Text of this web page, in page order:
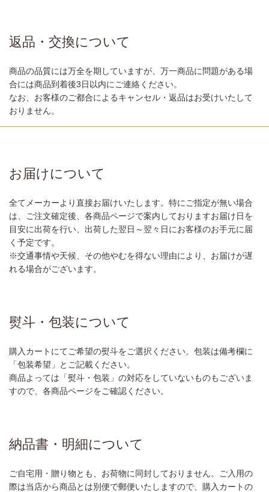
返品・交換について
商品の品質には万全を期していますが、万一商品に問題がある場
合には商品到着後3日以内にご連絡ください。
なお、お客様のご都合によるキャンセル・返品はお受けいたして
おりません。
お届けについて
全てメーカーより直接お届けいたします。特にご指定が無い場合
は、ご注文確定後、各商品ページで案内しておりますお届け日を
目安に出荷を行い、出荷した翌日～翌々日にお客様のお手元に届
く予定です。
※交通事情や天候、その他やむを得ない理由により、お届けが遅
れる場合がございます。
熨斗・包装について
購入カートにてご希望の熨斗をご選択ください。包装は備考欄に
「包装希望」とご記載ください。
商品よっては「熨斗・包装」の対応をしていないものもございま
すので、各商品ページをご確認ください。
納品書・明細について
ご自宅用・贈り物とも、お荷物に同封しておりません。ご入用の
際は当店から商品とは別便で郵便いたしますので、購入カートの